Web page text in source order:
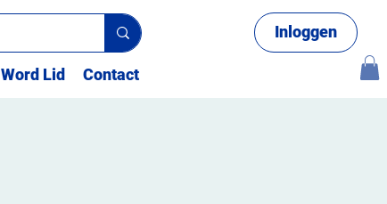
Inloggen
Word Lid Contact